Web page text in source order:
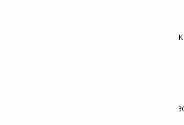
или «предоплата 100%»,
через Robokassa. Услуга